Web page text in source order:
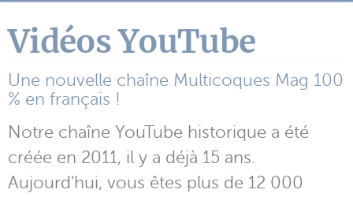
Vidéos YouTube
Une nouvelle chaîne Multicoques Mag 100
% en français !
Notre chaîne YouTube historique a été
créée en 2011, il y a déjà 15 ans.
Aujourd'hui, vous êtes plus de 12 000